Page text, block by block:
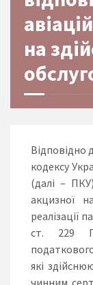
на
Відповідно
кодексу
(далі –
акцизної
реалізації
ст. 229
які
чинним